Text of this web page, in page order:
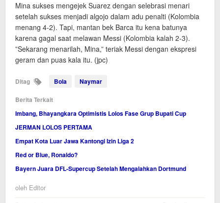
Mina sukses mengejek Suarez dengan selebrasi menari
setelah sukses menjadi algojo dalam adu penalti (Kolombia
menang 4-2). Tapi, mantan bek Barca itu kena batunya
karena gagal saat melawan Messi (Kolombia kalah 2-3).
”Sekarang menarilah, Mina,” teriak Messi dengan ekspresi
geram dan puas kala itu. (jpc)
Ditag Bola Naymar
Berita Terkait
Imbang, Bhayangkara Optimistis Lolos Fase Grup Bupati Cup
JERMAN LOLOS PERTAMA
Empat Kota Luar Jawa Kantongi Izin Liga 2
Red or Blue, Ronaldo?
Bayern Juara DFL-Supercup Setelah Mengalahkan Dortmund
oleh Editor